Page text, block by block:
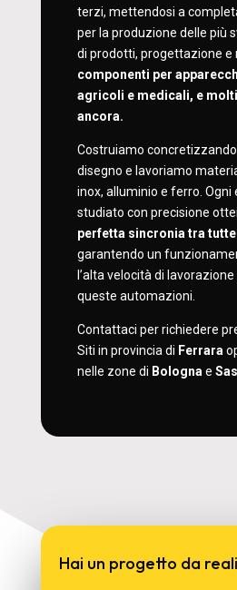
terzi, mettendosi a
per la produzione delle più
di prodotti, progettazione e
componenti per
agricoli e medicali, e
ancora.
Costruiamo
disegno e lavoriamo
inox, alluminio e ferro. Ogni
studiato con precisione
perfetta sincronia tra
garantendo un
l’alta velocità di
queste automazioni.
Contattaci per richiedere
Siti in provincia di Ferrara
nelle zone di Bolognae
Hai un progetto da